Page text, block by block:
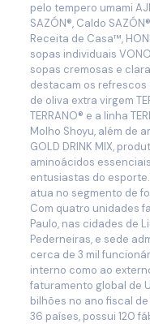
pelo tempero umami
SAZÓN®, Caldo
Receita de Casa™,
sopas individuais
sopas cremosas e
destacam os refrescos
de oliva extra virgem
TERRANO® e a linha
Molho Shoyu, além de
GOLD DRINK MIX,
aminoácidos
entusiastas do
atua no segmento de
Com quatro unidades
Paulo, nas cidades de
Pederneiras, e sede
cerca de 3 mil
interno como ao
faturamento global de
bilhões no ano fiscal
36 países, possui 120